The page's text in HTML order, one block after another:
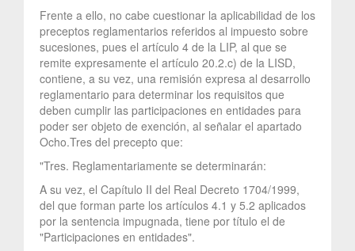
Frente a ello, no cabe cuestionar la aplicabilidad de los
preceptos reglamentarios referidos al impuesto sobre
sucesiones, pues el artículo 4 de la LIP, al que se
remite expresamente el artículo 20.2.c) de la LISD,
contiene, a su vez, una remisión expresa al desarrollo
reglamentario para determinar los requisitos que
deben cumplir las participaciones en entidades para
poder ser objeto de exención, al señalar el apartado
Ocho.Tres del precepto que:
"Tres. Reglamentariamente se determinarán:
A su vez, el Capítulo II del Real Decreto 1704/1999,
del que forman parte los artículos 4.1 y 5.2 aplicados
por la sentencia impugnada, tiene por título el de
"Participaciones en entidades".